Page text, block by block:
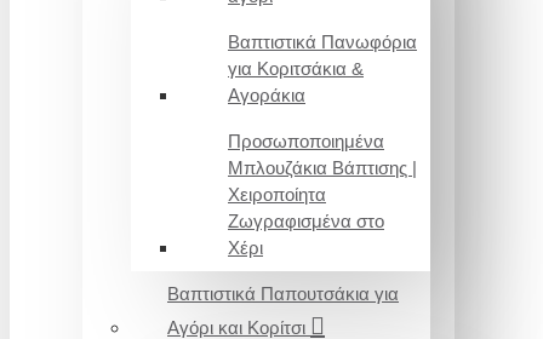
Βαπτιστικά Πανωφόρια
για Κοριτσάκια &
Αγοράκια
Προσωποποιημένα
Μπλουζάκια Βάπτισης |
Χειροποίητα
Ζωγραφισμένα στο
Χέρι
Βαπτιστικά Παπουτσάκια για
Αγόρι και Κορίτσι